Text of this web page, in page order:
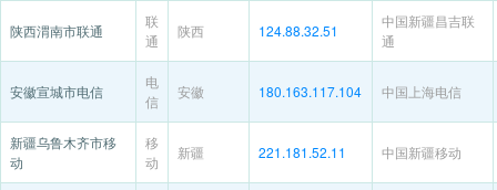
陕西渭南市联通
联
通
陕西 124.88.32.51
中国新疆昌吉联
通
安徽宣城市电信
电
信
安徽 180.163.117.104 中国上海电信
新疆乌鲁木齐市移
动
移
动
新疆 221.181.52.11 中国新疆移动